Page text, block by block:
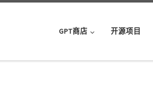
GPT商店 开源项目